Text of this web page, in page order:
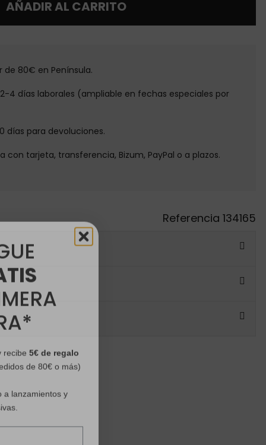
AÑADIR AL CARRITO
de 80€ en Península.
2-4 días laborales (ampliable en fechas especiales por
días para devoluciones.
con tarjeta, transferencia, Bizum, PayPal o a plazos.
Referencia 134165
de 80€ o más)